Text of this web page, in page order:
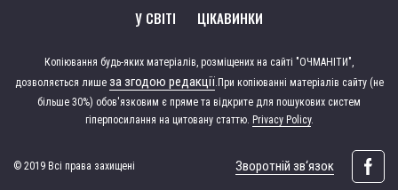
У СВІТІ
ЦІКАВИНКИ
Зворотній зв‘язок
Копіювання будь-яких матеріалів, розміщених на сайті "ОЧМАНІТИ",
дозволяється лише за згодою редакції При копіюванні матеріалів сайту (не
більше 30%) обов'язковим є пряме та відкрите для пошукових систем
гіперпосилання на цитовану статтю. Privacy Policy.
© 2019 Всі права захищені